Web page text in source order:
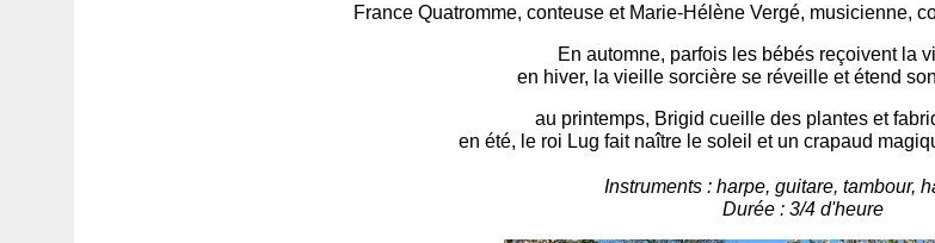
France Quatromme, conteuse et Marie-Hélène Vergé, musicienne,
En automne, parfois les bébés reçoivent la
en hiver, la vieille sorcière se réveille et étend
au printemps, Brigid cueille des plantes et
en été, le roi Lug fait naître le soleil et un crapaud
Instruments : harpe, guitare, tambour,
Durée : 3/4 d'heure